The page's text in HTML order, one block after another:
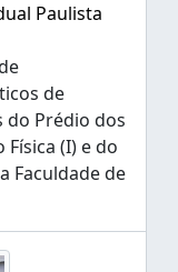
Paulista
de
do Prédio dos
(I) e do
Faculdade de